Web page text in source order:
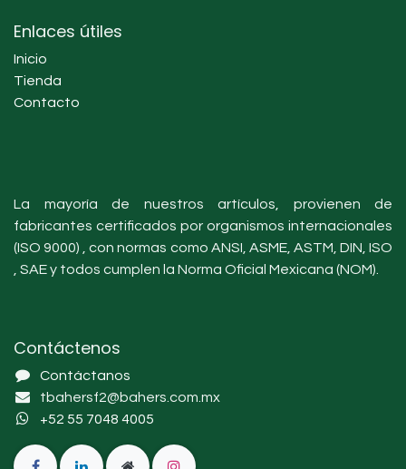
Enlaces útiles
Inicio
Tienda
Contacto
La mayoría de nuestros artículos, provienen de
fabricantes certificados por organismos internacionales
(ISO 9000) , con normas como ANSI, ASME, ASTM, DIN, ISO
, SAE y todos cumplen la Norma Oficial Mexicana (NOM).
Contáctenos
Contáctanos
tbahersf2@bahers.com.mx
+52 55 7048 4005